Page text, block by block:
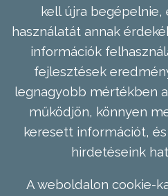
kell újra begépelnie,
használatát annak
információk
fejlesztések
legnagyobb mértékben
működjön, könnyen
keresett információt,
hirdetéseink
A weboldalon cookie-